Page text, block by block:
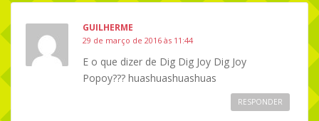
GUILHERME
29 de março de 2016 às 11:44
E o que dizer de Dig Dig Joy Dig Joy
Popoy??? huashuashuashuas
RESPONDER